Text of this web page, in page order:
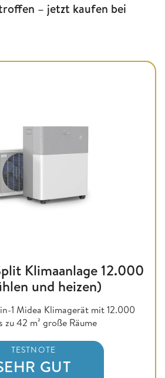
– jetzt kaufen bei
Klimaanlage 12.000
und heizen)
1 Midea Klimagerät mit 12.000
zu 42 m² große Räume
TESTNOTE
GUT